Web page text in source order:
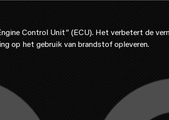
Control Unit” (ECU). Het verbetert de
op het gebruik van brandstof opleveren.